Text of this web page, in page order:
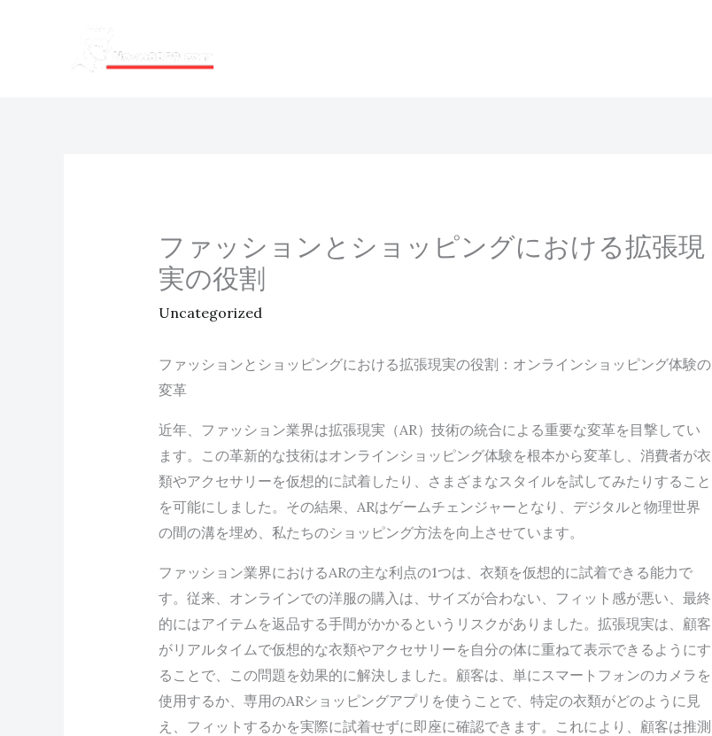
ファッションとショッピングにおける拡張現
実の役割
Uncategorized
ファッションとショッピングにおける拡張現実の役割：オンラインショッピング体験の
変革
近年、ファッション業界は拡張現実（AR）技術の統合による重要な変革を目撃してい
ます。この革新的な技術はオンラインショッピング体験を根本から変革し、消費者が衣
類やアクセサリーを仮想的に試着したり、さまざまなスタイルを試してみたりすること
を可能にしました。その結果、ARはゲームチェンジャーとなり、デジタルと物理世界
の間の溝を埋め、私たちのショッピング方法を向上させています。
ファッション業界におけるARの主な利点の1つは、衣類を仮想的に試着できる能力で
す。従来、オンラインでの洋服の購入は、サイズが合わない、フィット感が悪い、最終
的にはアイテムを返品する手間がかかるというリスクがありました。拡張現実は、顧客
がリアルタイムで仮想的な衣類やアクセサリーを自分の体に重ねて表示できるようにす
ることで、この問題を効果的に解決しました。顧客は、単にスマートフォンのカメラを
使用するか、専用のARショッピングアプリを使うことで、特定の衣類がどのように見
え、フィットするかを実際に試着せずに即座に確認できます。これにより、顧客は推測